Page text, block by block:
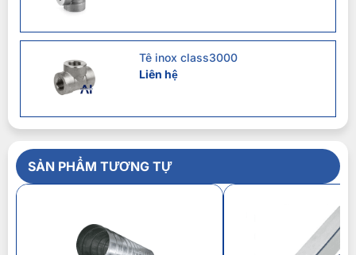
Tê inox class3000
Liên hệ
SẢN PHẨM TƯƠNG TỰ